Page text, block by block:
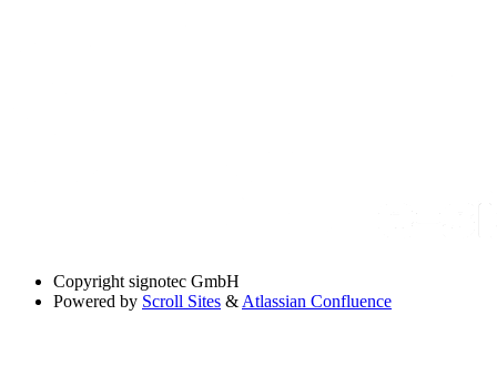
Copyright signotec GmbH
Powered by Scroll Sites & Atlassian Confluence